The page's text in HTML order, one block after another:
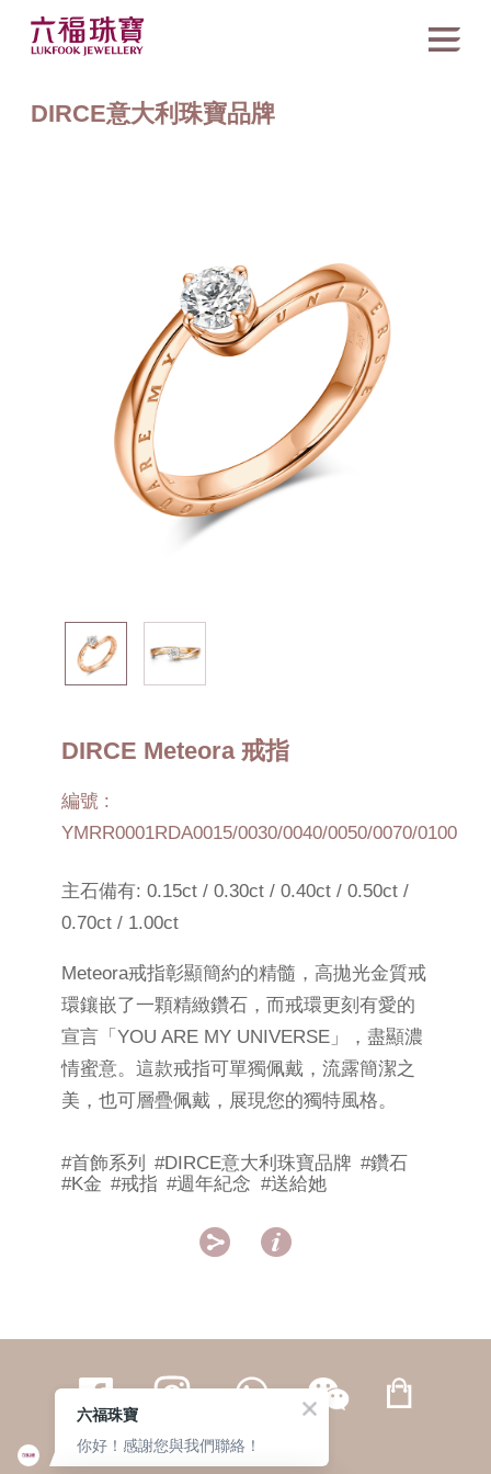
DIRCE意大利珠寶品牌
DIRCE Meteora 戒指
編號 :
YMRR0001RDA0015/0030/0040/0050/0070/0100
主石備有: 0.15ct / 0.30ct / 0.40ct / 0.50ct /
0.70ct / 1.00ct
Meteora戒指彰顯簡約的精髓，高拋光金質戒
環鑲嵌了一顆精緻鑽石，而戒環更刻有愛的
宣言「YOU ARE MY UNIVERSE」，盡顯濃
情蜜意。這款戒指可單獨佩戴，流露簡潔之
美，也可層疊佩戴，展現您的獨特風格。
#首飾系列 #DIRCE意大利珠寶品牌 #鑽石
#K金 #戒指 #週年紀念 #送給她
 
繁體 | 簡体
六福珠寶
你好！感謝您與我們聯絡！